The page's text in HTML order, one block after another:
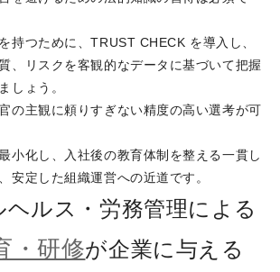
持つために、TRUST CHECK を導入し、
、リスクを客観的なデータに基づいて把握
しょう。
の主観に頼りすぎない精度の高い選考が可
小化し、入社後の教育体制を整える一貫し
安定した組織運営への近道です。
ヘルス・労務管理による
・研修が企業に与える